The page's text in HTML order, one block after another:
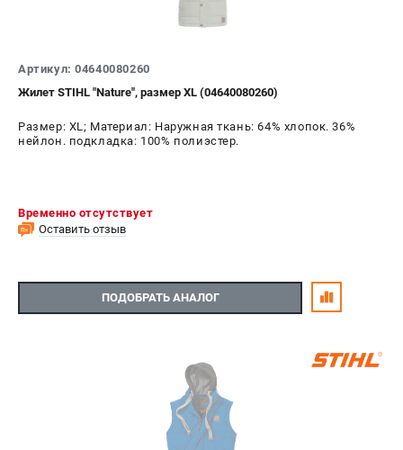
Артикул: 04640080260
Жилет STIHL "Nature", размер XL (04640080260)
Размер: XL; Материал: Наружная ткань: 64% хлопок. 36%
нейлон. подкладка: 100% полиэстер.
Временно отсутствует
Оставить отзыв
ПОДОБРАТЬ АНАЛОГ